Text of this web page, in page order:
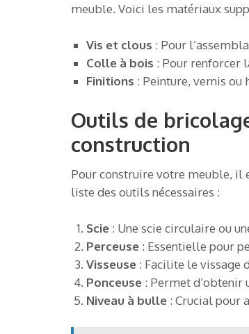
meuble. Voici les matériaux
Vis et clous : Pour
Colle à bois : Pour renforcer
Finitions : Peinture, vernis
Outils de
construction
Pour construire votre meuble, il
liste des outils nécessaires :
Scie : Une scie circulaire ou
Perceuse : Essentielle pour
Visseuse : Facilite le vissage
Ponceuse : Permet d’obtenir
Niveau à bulle : Crucial pour